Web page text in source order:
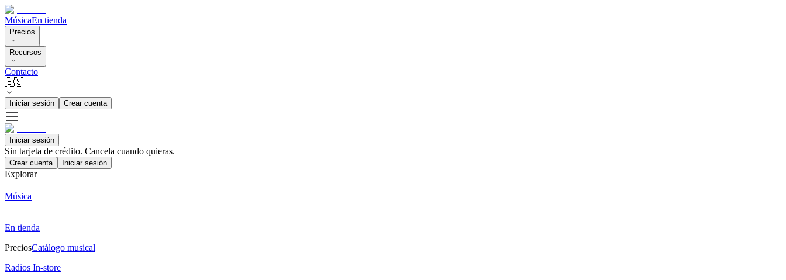
MúsicaEn tienda
Precios
Recursos
Contacto
🇪🇸
Iniciar sesión Crear cuenta
Iniciar sesión
Sin tarjeta de crédito. Cancela cuando quieras.
Crear cuenta Iniciar sesión
Explorar
Música
En tienda
PreciosCatálogo musical
Radios In-store